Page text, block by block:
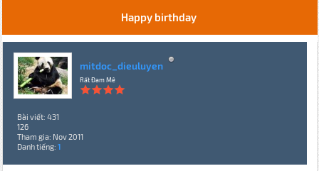
Happy birthday
mitdoc_dieuluyen
Rất Đam Mê
Bài viết: 431
126
Tham gia: Nov 2011
Danh tiếng: 1